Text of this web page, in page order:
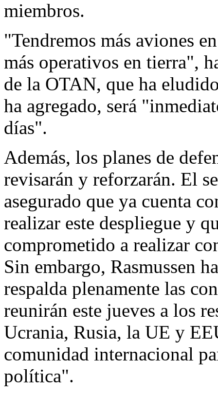
miembros.
"Tendremos más aviones
más operativos en tierra",
de la OTAN, que ha
ha agregado, será
días".
Además, los planes de
revisarán y reforzarán. El
asegurado que ya cuenta
realizar este despliegue y
comprometido a realizar
Sin embargo, Rasmussen
respalda plenamente las
reunirán este jueves a los
Ucrania, Rusia, la UE y
comunidad internacional
política".